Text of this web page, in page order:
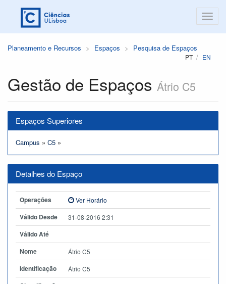
Planeamento e Recursos Espaços Pesquisa de Espaços
PT EN
Gestão de Espaços Átrio C5
Espaços Superiores
Campus » C5 »
Detalhes do Espaço
Operações Ver Horário
Válido Desde 31-08-2016 2:31
Válido Até
Nome
Átrio C5
Identificação Átrio C5